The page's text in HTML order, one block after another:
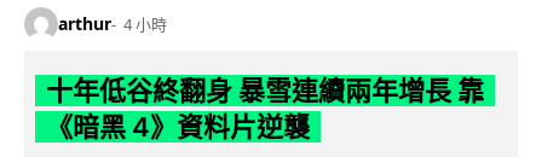
arthur 4 小時
十年低谷終翻身 暴雪連續兩年增長 靠
《暗黑 4》資料片逆襲